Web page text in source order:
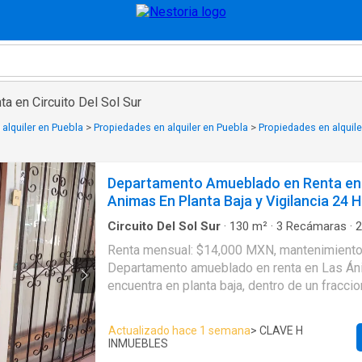
en Circuito Del Sol Sur
en Puebla > Propiedades en alquiler en Puebla > Propiedades en
Departamento Amueblado en Renta
Animas En Planta Baja y Vigilancia 24
Circuito Del Sol Sur · 130 m² · 3 Recámaras · 2
Acceso para personas con
Zona infantil·Asador·Caseta de vigilancia·
televisión·Cisterna·Cocina equipada·Cocina
Limpieza· Electricidad·Estacionamiento·Gas
Renta mensual: $14,000 MXN,
Departamento amueblado en renta en Las
encuentra en planta baja, dentro de un
excelente conexión con las principales
ciudad. Es una opción ideal para quienes
tranquilo, seguro, completamente equipado
Actualizado hace 1 semana> CLAVE H
INMUEBLES